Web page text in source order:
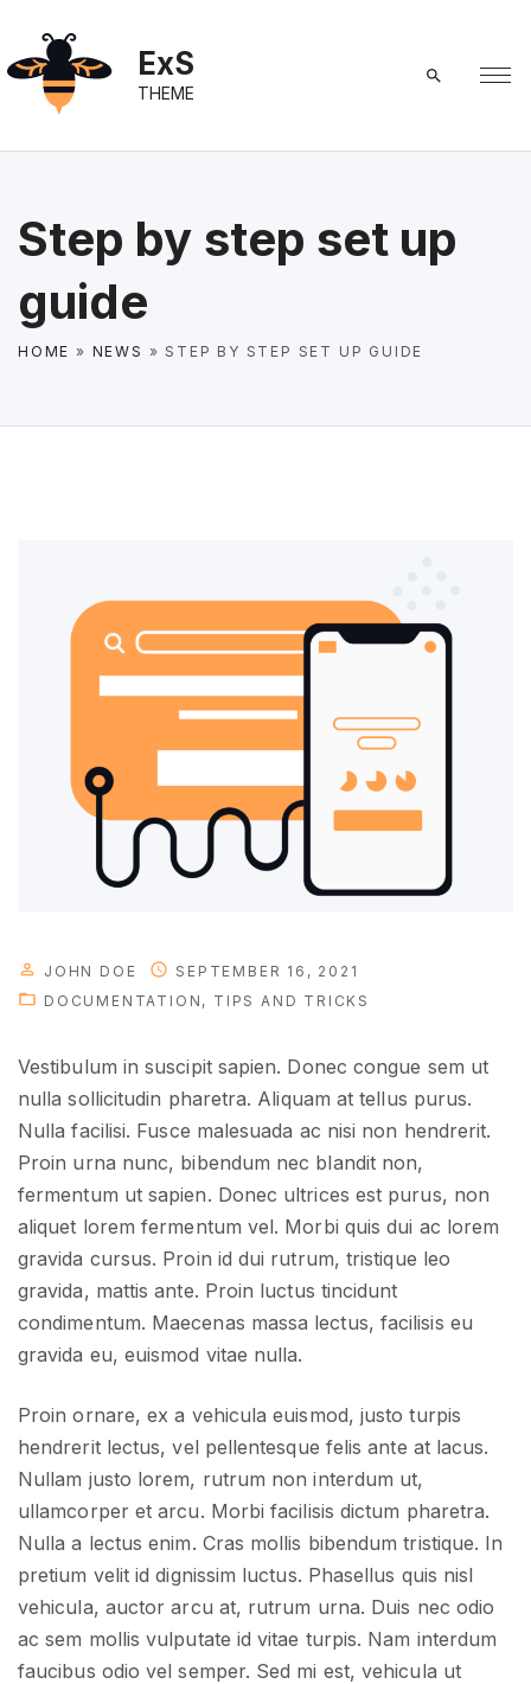
ExS
THEME
Step by step set up
guide
HOME » NEWS »STEP BY STEP SET UP GUIDE
JOHN DOE
SEPTEMBER 16, 2021
DOCUMENTATION
TIPS AND TRICKS
Vestibulum in suscipit sapien. Donec congue sem ut
nulla sollicitudin pharetra. Aliquam at tellus purus.
Nulla facilisi. Fusce malesuada ac nisi non hendrerit.
Proin urna nunc, bibendum nec blandit non,
fermentum ut sapien. Donec ultrices est purus, non
aliquet lorem fermentum vel. Morbi quis dui ac lorem
gravida cursus. Proin id dui rutrum, tristique leo
gravida, mattis ante. Proin luctus tincidunt
condimentum. Maecenas massa lectus, facilisis eu
gravida eu, euismod vitae nulla.
Proin ornare, ex a vehicula euismod, justo turpis
hendrerit lectus, vel pellentesque felis ante at lacus.
Nullam justo lorem, rutrum non interdum ut,
ullamcorper et arcu. Morbi facilisis dictum pharetra.
Nulla a lectus enim. Cras mollis bibendum tristique. In
pretium velit id dignissim luctus. Phasellus quis nisl
vehicula, auctor arcu at, rutrum urna. Duis nec odio
ac sem mollis vulputate id vitae turpis. Nam interdum
faucibus odio vel semper. Sed mi est, vehicula ut